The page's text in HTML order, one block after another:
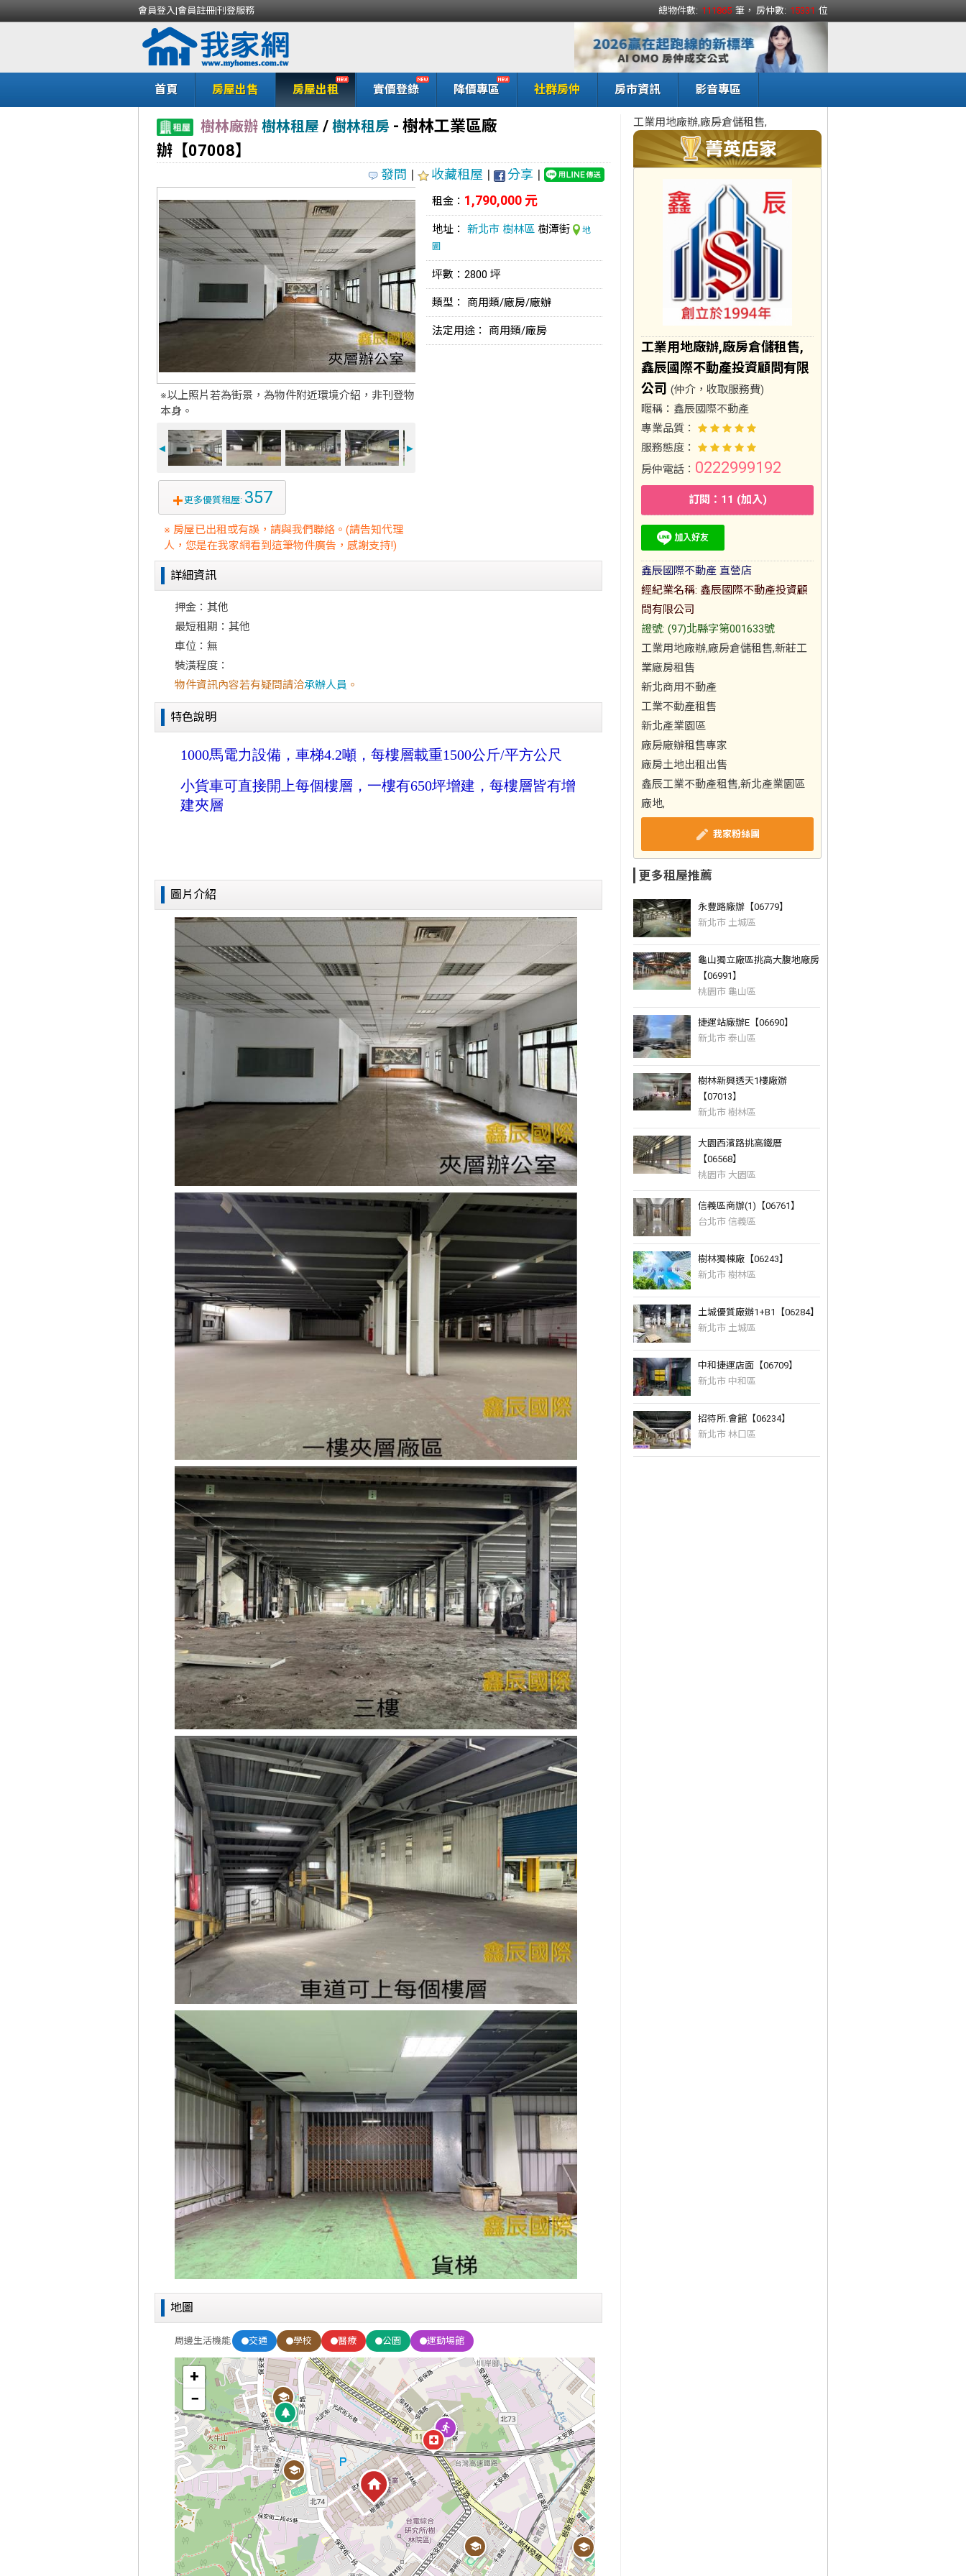
會員登入|會員註冊|刊登服務 總物件數: 111865 筆， 房仲數: 15331 位
首頁 房屋出售 房屋出租 實價登錄 降價專區 社群房仲 房市資訊 影音專區
樹林廠辦 樹林租屋 / 樹林租房- 樹林工業區廠
辦【07008】
發問 | 收藏租屋 | 分享 |
※以上照片若為街景，為物件附近環境介紹，非刊登物
本身。
◄ ►
更多優質租屋: 357
※ 房屋已出租或有誤，請與我們聯絡。(請告知代理
人，您是在我家網看到這筆物件廣告，感謝支持!)
租金： 1,790,000 元
地址： 新北市 樹林區 樹潭街
地
圖
坪數：2800 坪
類型： 商用類/廠房/廠辦
法定用途： 商用類/廠房
詳細資訊
押金：其他
最短租期：其他
車位：無
裝潢程度：
物件資訊內容若有疑問請洽承辦人員 。
特色說明
圖片介紹
地圖
周邊生活機能 交通 學校 醫療 公園 運動場館
+
−
工業用地廠辦,廠房倉儲租售,
工業用地廠辦,廠房倉儲租售,
鑫辰國際不動產投資顧問有限
公司 (仲介，收取服務費)
暱稱： 鑫辰國際不動產
專業品質：
服務態度：
房仲電話： 0222999192
訂閱：11 (加入)
鑫辰國際不動產 直營店
經紀業名稱: 鑫辰國際不動產投資顧
問有限公司
證號: (97)北縣字第001633號
工業用地廠辦,廠房倉儲租售,新莊工
業廠房租售
新北商用不動產
工業不動產租售
新北產業園區
廠房廠辦租售專家
廠房土地出租出售
鑫辰工業不動產租售,新北產業園區
廠地,
我家粉絲團
更多租屋推薦
永豐路廠辦【06779】
新北市 土城區
龜山獨立廠區挑高大腹地廠房
【06991】
桃園市 龜山區
捷運站廠辦E【06690】
新北市 泰山區
樹林新興透天1樓廠辦
【07013】
新北市 樹林區
大園西濱路挑高鐵厝
【06568】
桃園市 大園區
信義區商辦(1)【06761】
台北市 信義區
樹林獨棟廠【06243】
新北市 樹林區
土城優質廠辦1+B1【06284】
新北市 土城區
中和捷運店面【06709】
新北市 中和區
招待所.會館【06234】
新北市 林口區